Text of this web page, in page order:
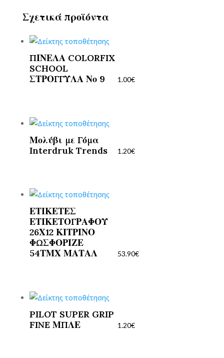
Σχετικά προϊόντα
ΠΙΝΕΛΑ COLORFIX
SCHOOL
ΣΤΡΟΓΓΥΛΑ Νο 9
1.00€
Μολύβι με Γόμα
Interdruk Trends
1.20€
ΕΤΙΚΕΤΕΣ
ΕΤΙΚΕΤΟΓΡΑΦΟΥ
26Χ12 ΚΙΤΡΙΝΟ
ΦΩΣΦΟΡΙΖΕ
54ΤΜΧ ΜΑΤΑΛ
53.90€
PILOT SUPER GRIP
FINE ΜΠΛΕ
1.20€